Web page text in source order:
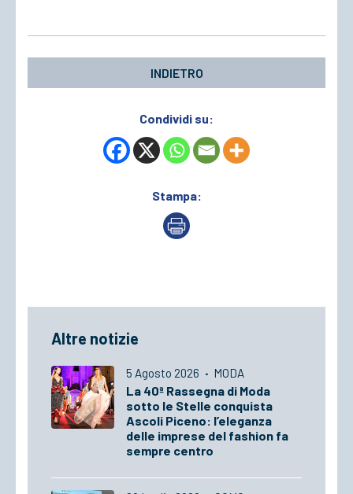
INDIETRO
Condividi su:
Stampa:
Altre notizie
5 Agosto 2026 · MODA
La 40ª Rassegna di Moda
sotto le Stelle conquista
Ascoli Piceno: l’eleganza
delle imprese del fashion fa
sempre centro